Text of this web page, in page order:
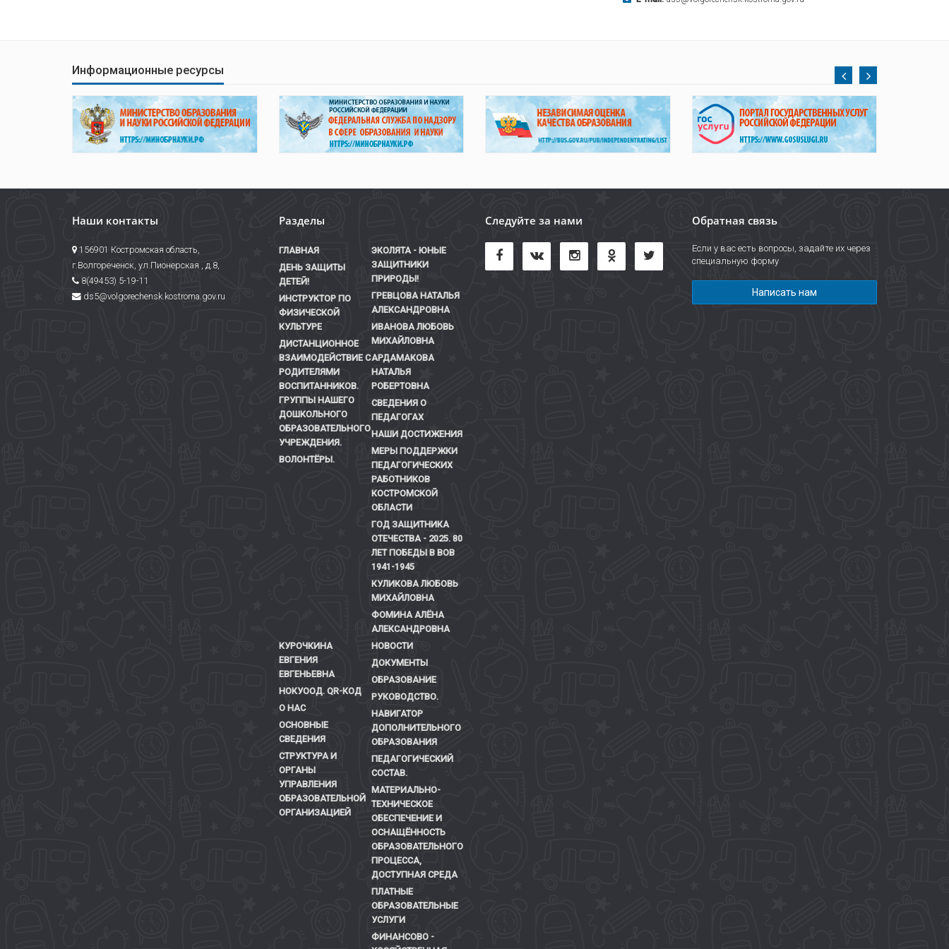
Информационные ресурсы
Наши контакты
156901 Костромская область,
г.Волгореченск, ул.Пионерская , д.8,
8(49453) 5-19-11
ds5@volgorechensk.kostroma.gov.ru
Разделы
ГЛАВНАЯ
ДЕНЬ ЗАЩИТЫ
ДЕТЕЙ!
ИНСТРУКТОР ПО
ФИЗИЧЕСКОЙ
КУЛЬТУРЕ
ДИСТАНЦИОННОЕ
ВЗАИМОДЕЙСТВИЕ С
РОДИТЕЛЯМИ
ВОСПИТАННИКОВ.
ГРУППЫ НАШЕГО
ДОШКОЛЬНОГО
ОБРАЗОВАТЕЛЬНОГО
УЧРЕЖДЕНИЯ.
ВОЛОНТЁРЫ.
ЭКОЛЯТА - ЮНЫЕ
ЗАЩИТНИКИ
ПРИРОДЫ!
ГРЕВЦОВА НАТАЛЬЯ
АЛЕКСАНДРОВНА
ИВАНОВА ЛЮБОВЬ
МИХАЙЛОВНА
АРДАМАКОВА
НАТАЛЬЯ
РОБЕРТОВНА
СВЕДЕНИЯ О
ПЕДАГОГАХ
НАШИ ДОСТИЖЕНИЯ
МЕРЫ ПОДДЕРЖКИ
ПЕДАГОГИЧЕСКИХ
РАБОТНИКОВ
КОСТРОМСКОЙ
ОБЛАСТИ
ГОД ЗАЩИТНИКА
ОТЕЧЕСТВА - 2025. 80
ЛЕТ ПОБЕДЫ В ВОВ
1941-1945
КУЛИКОВА ЛЮБОВЬ
МИХАЙЛОВНА
ФОМИНА АЛЁНА
АЛЕКСАНДРОВНА
КУРОЧКИНА
ЕВГЕНИЯ
ЕВГЕНЬЕВНА
НОКУООД. QR-КОД
О НАС
ОСНОВНЫЕ
СВЕДЕНИЯ
СТРУКТУРА И
ОРГАНЫ
УПРАВЛЕНИЯ
ОБРАЗОВАТЕЛЬНОЙ
ОРГАНИЗАЦИЕЙ
НОВОСТИ
ДОКУМЕНТЫ
ОБРАЗОВАНИЕ
РУКОВОДСТВО.
НАВИГАТОР
ДОПОЛНИТЕЛЬНОГО
ОБРАЗОВАНИЯ
ПЕДАГОГИЧЕСКИЙ
СОСТАВ.
МАТЕРИАЛЬНО-
ТЕХНИЧЕСКОЕ
ОБЕСПЕЧЕНИЕ И
ОСНАЩЁННОСТЬ
ОБРАЗОВАТЕЛЬНОГО
ПРОЦЕССА,
ДОСТУПНАЯ СРЕДА
ПЛАТНЫЕ
ОБРАЗОВАТЕЛЬНЫЕ
УСЛУГИ
ФИНАНСОВО -
Следуйте за нами Обратная связь
Если у вас есть вопросы, задайте их через
специальную форму
Написать нам